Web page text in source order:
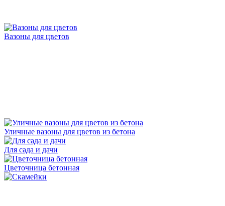
Вазоны для цветов
Уличные вазоны для цветов из бетона
Для сада и дачи
Цветочница бетонная